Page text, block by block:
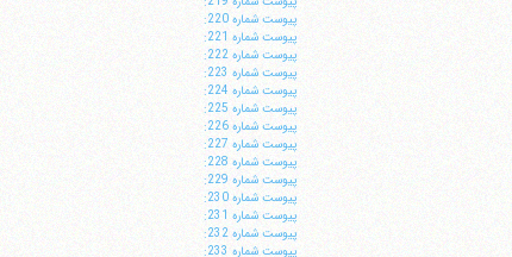
پيوست شماره 220:
پيوست شماره 221:
پيوست شماره 222:
پيوست شماره 223:
پيوست شماره 224:
پيوست شماره 225:
پيوست شماره 226:
پيوست شماره 227:
پيوست شماره 228:
پيوست شماره 229:
پيوست شماره 230:
پيوست شماره 231:
پيوست شماره 232:
پيوست شماره 233: